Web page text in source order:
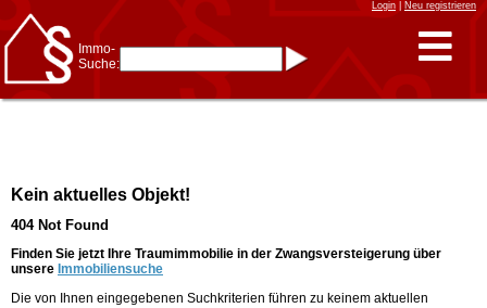
Login| Neu registrieren
Immo-
Suche:
* Suche verfeinern durch
Kombinieren
Frankfurt/Oder
am Main
Immobiliensuche
nach Kreis
Kein aktuelles Objekt!
404 Not Found
Finden Sie jetzt Ihre Traumimmobilie in der Zwangsversteigerung über
unsere Immobiliensuche
Die von Ihnen eingegebenen Suchkriterien führen zu keinem aktuellen